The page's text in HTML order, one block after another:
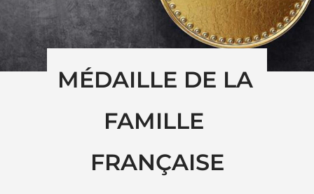
MÉDAILLE DE LA
FAMILLE
FRANÇAISE